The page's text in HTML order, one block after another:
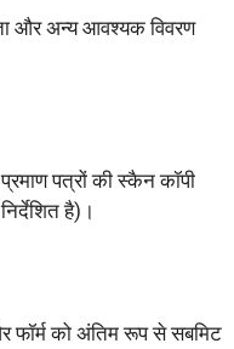
और अन्य आवश्यक विवरण
प्रमाण पत्रों की स्कैन कॉपी
है)।
फॉर्म को अंतिम रूप से सबमिट